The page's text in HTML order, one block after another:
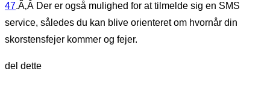
47.Ã‚Â Der er også mulighed for at tilmelde sig en SMS
service, således du kan blive orienteret om hvornår din
skorstensfejer kommer og fejer.
del dette